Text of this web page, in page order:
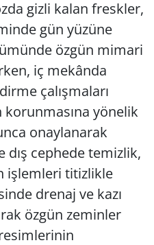
gizli kalan freskler,
gün yüzüne
özgün mimari
iç mekânda
çalışmaları
yönelik
onaylanarak
dış cephede temizlik,
işlemleri titizlikle
drenaj ve kazı
özgün zeminler